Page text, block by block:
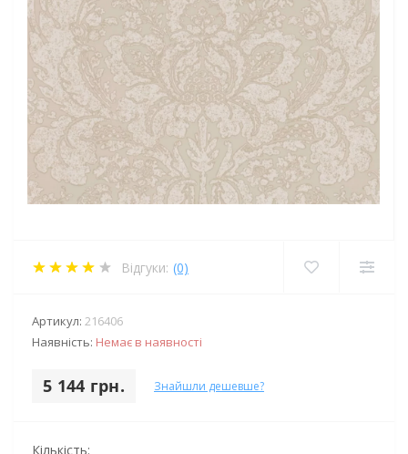
Відгуки: (0)
Артикул: 216406
Наявність: Немає в наявності
5 144 грн. Знайшли дешевше?
Кількість: